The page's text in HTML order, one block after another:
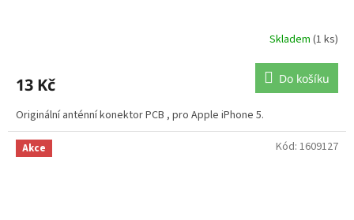
Skladem (1 ks)
13 Kč Do košíku
Originální anténní konektor PCB , pro Apple iPhone 5.
Akce Kód: 1609127